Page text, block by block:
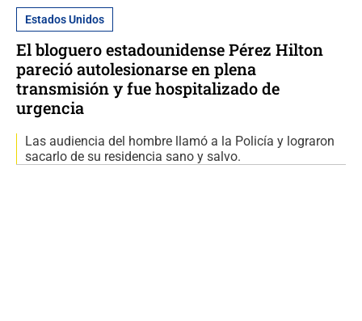
Estados Unidos
El bloguero estadounidense Pérez Hilton
pareció autolesionarse en plena
transmisión y fue hospitalizado de
urgencia
Las audiencia del hombre llamó a la Policía y lograron
sacarlo de su residencia sano y salvo.